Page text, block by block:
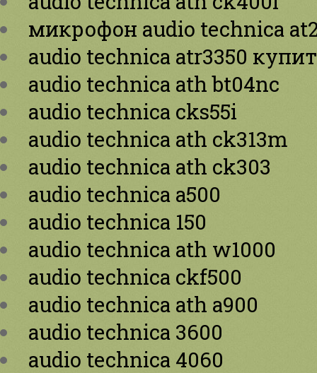
микрофон audio technica
audio technica atr3350
audio technica ath bt04nc
audio technica cks55i
audio technica ath ck313m
audio technica ath ck303
audio technica a500
audio technica 150
audio technica ath w1000
audio technica ckf500
audio technica ath a900
audio technica 3600
audio technica 4060